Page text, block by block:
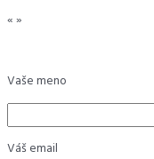
«»
Vaše meno
Váš email